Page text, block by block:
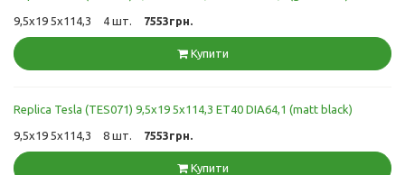
9,5x19 5x114,3 4 шт. 7553грн.
Купити
Replica Tesla (TES071) 9,5x19 5x114,3 ET40 DIA64,1 (matt black)
9,5x19 5x114,3 8 шт. 7553грн.
Купити